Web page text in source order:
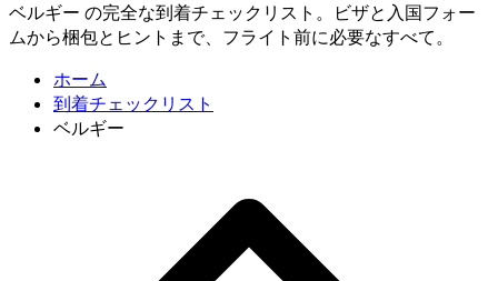
ベルギー の完全な到着チェックリスト。ビザと入国フォー
ムから梱包とヒントまで、フライト前に必要なすべて。
ホーム
到着チェックリスト
ベルギー